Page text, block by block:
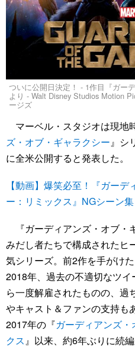
ついに公開日決定！ - 1作目『ガー
より - Walt Disney Studios Motion
ージズ
マーベル・スタジオは現地
ズ・オブ・ギャラクシー』シ
に全米公開すると発表した。
【動画】爆笑必至！『ガー
ー：リミックス』NGシーン集
『ガーディアンズ・オブ・
みだし者たちで構成されたヒ
気シリーズ。前2作を手がけた
2018年、過去の不適切なツ
ら一度解雇されたものの、過
やキャスト＆ファンの支持も
2017年の『ガーディアンズ
クス』以来、約6年ぶりに続